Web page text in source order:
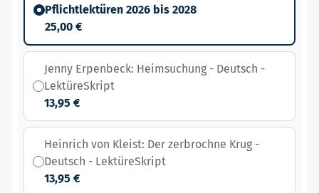
Pflichtlektüren 2026 bis 2028
25,00 €
Jenny Erpenbeck: Heimsuchung - Deutsch -
LektüreSkript
13,95 €
Heinrich von Kleist: Der zerbrochne Krug -
Deutsch - LektüreSkript
13,95 €